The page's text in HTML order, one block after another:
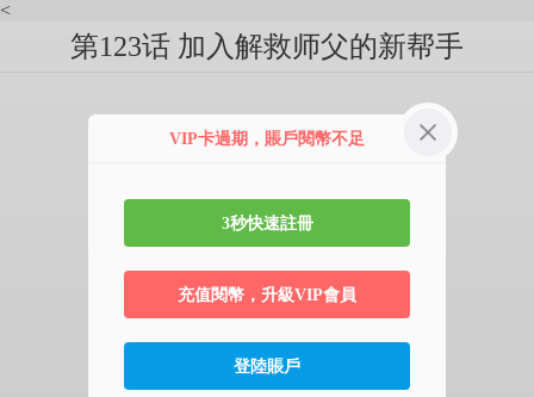
<
第123话 加入解救师父的新帮手
VIP卡過期，賬戶閱幣不足
3秒快速註冊
充值閱幣，升級VIP會員
登陸賬戶